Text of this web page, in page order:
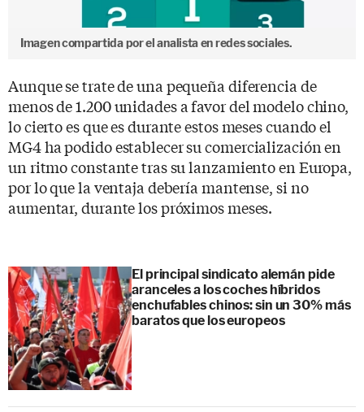
Imagen compartida por el analista en redes sociales.
Aunque se trate de una pequeña diferencia de
menos de 1.200 unidades a favor del modelo chino,
lo cierto es que es durante estos meses cuando el
MG4 ha podido establecer su comercialización en
un ritmo constante tras su lanzamiento en Europa,
por lo que la ventaja debería mantense, si no
aumentar, durante los próximos meses.
El principal sindicato alemán pide
aranceles a los coches híbridos
enchufables chinos: sin un 30% más
baratos que los europeos